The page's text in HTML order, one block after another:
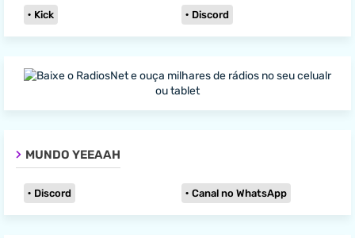
Kick Discord
MUNDO YEEAAH
Discord Canal no WhatsApp